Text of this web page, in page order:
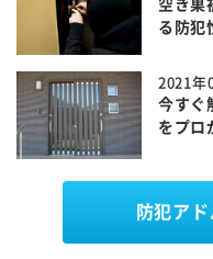
る防犯
2021年
今すぐ
をプロ
防犯ア